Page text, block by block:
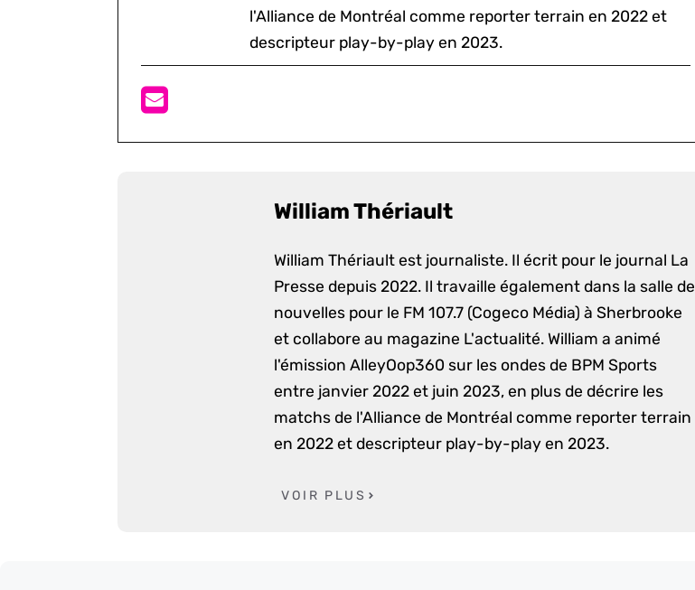
l'Alliance de Montréal comme reporter terrain en 2022 et
descripteur play-by-play en 2023.
William Thériault
William Thériault est journaliste. Il écrit pour le journal La
Presse depuis 2022. Il travaille également dans la salle de
nouvelles pour le FM 107.7 (Cogeco Média) à Sherbrooke
et collabore au magazine L'actualité. William a animé
l'émission AlleyOop360 sur les ondes de BPM Sports
entre janvier 2022 et juin 2023, en plus de décrire les
matchs de l'Alliance de Montréal comme reporter terrain
en 2022 et descripteur play-by-play en 2023.
VOIR PLUS